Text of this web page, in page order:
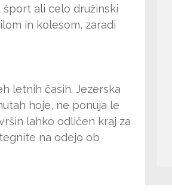
ali celo družinski
in kolesom, zaradi
letnih časih. Jezerska
hoje, ne ponuja le
lahko odličen kraj za
na odejo ob